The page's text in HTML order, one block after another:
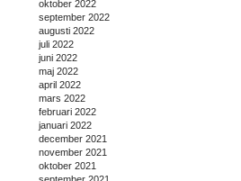
oktober 2022
september 2022
augusti 2022
juli 2022
juni 2022
maj 2022
april 2022
mars 2022
februari 2022
januari 2022
december 2021
november 2021
oktober 2021
september 2021